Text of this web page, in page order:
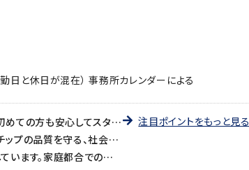
日と休日が混在） 事務所カレンダーによる
《未経験歓迎・先輩が丁寧に教えます》教育研修制度が充実しているので、製造・検査業務が初めての方も安心してスタートできます。アットホームな職場で長く働きやすい環境です。
《医療・バイオ分野の製品に携われるやりがい》医療やバイオ分野で使用されるマイクロ流路チップの品質を守る、社会に貢献できるお仕事です。クリーンルームでの作業で清潔な環境が保たれています。
《時短勤務も相談可》家庭や育児との両立を考えている方も歓迎。時短勤務のご相談に対応しています。家庭都合での休みも取りやすい職場です。
注目ポイントをもっと見る